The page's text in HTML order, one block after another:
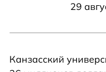
29
Канзасский